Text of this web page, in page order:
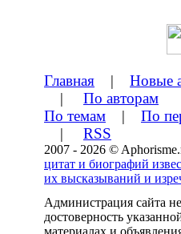
Главная | Новые
| По авторам
По темам | По
| RSS
2007 - 2026 ©
цитат и биографий
их высказываний и
Администрация сайта
достоверность
материалах и